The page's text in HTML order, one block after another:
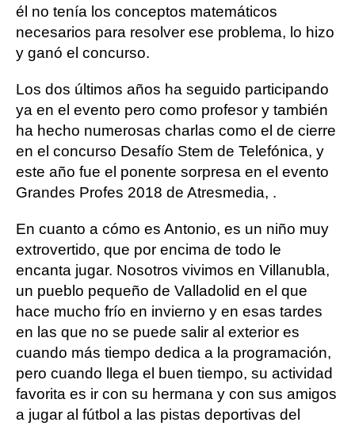
él no tenía los conceptos matemáticos
necesarios para resolver ese problema, lo hizo
y ganó el concurso.
Los dos últimos años ha seguido participando
ya en el evento pero como profesor y también
ha hecho numerosas charlas como el de cierre
en el concurso Desafío Stem de Telefónica, y
este año fue el ponente sorpresa en el evento
Grandes Profes 2018 de Atresmedia, .
En cuanto a cómo es Antonio, es un niño muy
extrovertido, que por encima de todo le
encanta jugar. Nosotros vivimos en Villanubla,
un pueblo pequeño de Valladolid en el que
hace mucho frío en invierno y en esas tardes
en las que no se puede salir al exterior es
cuando más tiempo dedica a la programación,
pero cuando llega el buen tiempo, su actividad
favorita es ir con su hermana y con sus amigos
a jugar al fútbol a las pistas deportivas del